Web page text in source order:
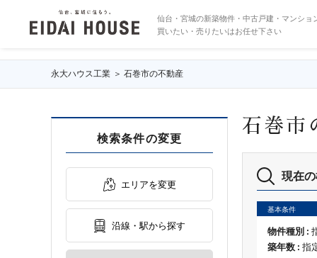
仙台・宮城の新築物件・中古戸建・マンショ
買いたい・売りたいはお任せ下さい
永大ハウス工業 石巻市の不動産
検索条件の変更
エリアを変更
沿線・駅から探す
石巻市
現在
基本条件
物件種別 :
築年数 : 指